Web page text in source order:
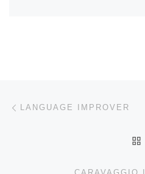
文章导航
LANGUAGE IMPROVER